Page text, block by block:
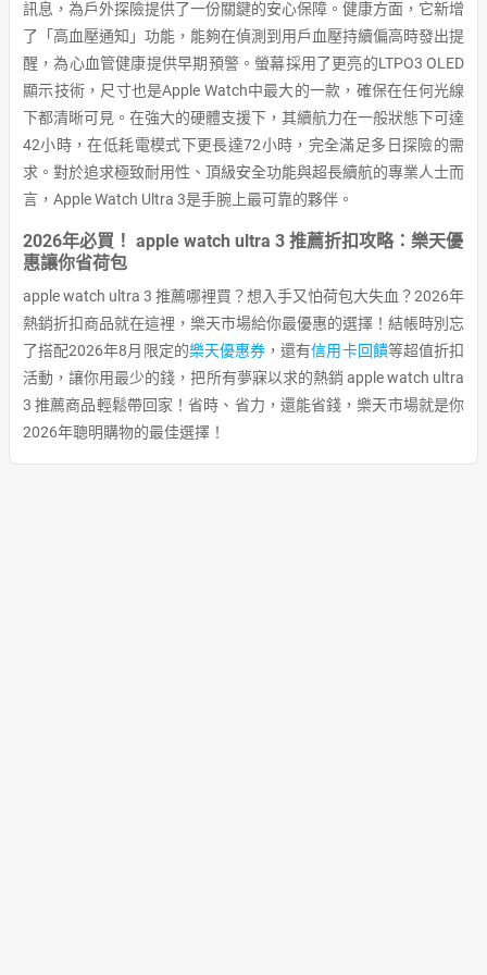
訊息，為戶外探險提供了一份關鍵的安心保障。健康方面，它新增
了「高血壓通知」功能，能夠在偵測到用戶血壓持續偏高時發出提
醒，為心血管健康提供早期預警。螢幕採用了更亮的LTPO3 OLED
顯示技術，尺寸也是Apple Watch中最大的一款，確保在任何光線
下都清晰可見。在強大的硬體支援下，其續航力在一般狀態下可達
42小時，在低耗電模式下更長達72小時，完全滿足多日探險的需
求。對於追求極致耐用性、頂級安全功能與超長續航的專業人士而
言，Apple Watch Ultra 3是手腕上最可靠的夥伴。
2026年必買！ apple watch ultra 3 推薦折扣攻略：樂天優
惠讓你省荷包
apple watch ultra 3 推薦哪裡買？想入手又怕荷包大失血？2026年
熱銷折扣商品就在這裡，樂天市場給你最優惠的選擇！結帳時別忘
了搭配2026年8月限定的樂天優惠券 ，還有信用卡回饋等超值折扣
活動，讓你用最少的錢，把所有夢寐以求的熱銷 apple watch ultra
3 推薦商品輕鬆帶回家！省時、省力，還能省錢，樂天市場就是你
2026年聰明購物的最佳選擇！